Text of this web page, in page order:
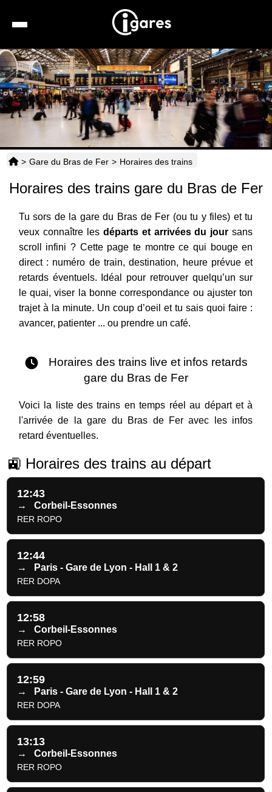
Recherche
Location de voiture
Hôtels
Horaires
> Gare du Bras de Fer > Horaires des trains
Horaires des trains gare du Bras de Fer
Tu sors de la gare du Bras de Fer (ou tu y files) et tu
veux connaître les départs et arrivées du jour sans
scroll infini ? Cette page te montre ce qui bouge en
direct : numéro de train, destination, heure prévue et
retards éventuels. Idéal pour retrouver quelqu’un sur
le quai, viser la bonne correspondance ou ajuster ton
trajet à la minute. Un coup d’oeil et tu sais quoi faire :
avancer, patienter ... ou prendre un café.
Horaires des trains live et infos retards
gare du Bras de Fer
Voici la liste des trains en temps réel au départ et à
l'arrivée de la gare du Bras de Fer avec les infos
retard éventuelles.
🚉 Horaires des trains au départ
12:43
→ Corbeil-Essonnes
RER ROPO
12:44
→ Paris - Gare de Lyon - Hall 1 & 2
RER DOPA
12:58
→ Corbeil-Essonnes
RER ROPO
12:59
→ Paris - Gare de Lyon - Hall 1 & 2
RER DOPA
13:13
→ Corbeil-Essonnes
RER ROPO